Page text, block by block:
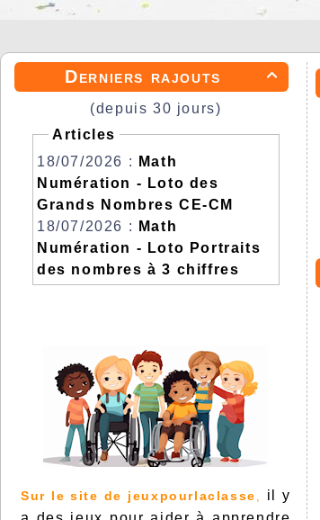

Derniers rajouts
(depuis 30 jours)
Articles
18/07/2026 :
Math
Numération - Loto des
Grands Nombres CE-CM
18/07/2026 :
Math
Numération - Loto Portraits
des nombres à 3 chiffres
Sur le site de jeuxpourlaclasse
il y